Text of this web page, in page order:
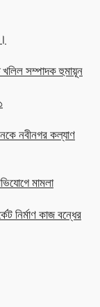
সম্পাদক হুমায়ূন
নবীনগর কল্যাণ
মামলা
নির্মাণ কাজ বন্ধের